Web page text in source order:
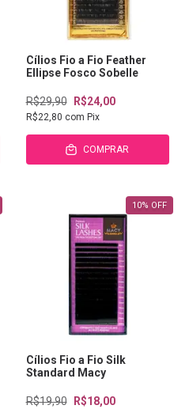
Cílios Fio a Fio Feather
Ellipse Fosco Sobelle
R$29,90 R$24,00
R$22,80 com Pix
COMPRAR
10% OFF
Cílios Fio a Fio Silk
Standard Macy
R$19,90 R$18,00